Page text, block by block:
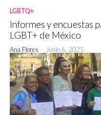
LGBTQ+
Informes y encuestas
LGBT+ de México
Ana Flores - Junio 6, 2025